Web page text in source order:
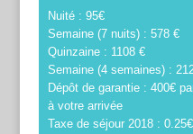
Nuité : 95€
Semaine (7 nuits) : 578 €
Quinzaine : 1108 €
Semaine (4 semaines) :
Dépôt de garantie : 400€
à votre arrivée
Taxe de séjour 2018 :